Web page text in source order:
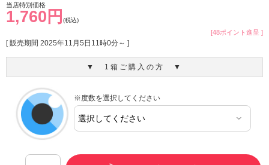
当店特別価格
1,760円 (税込)
[48ポイント進呈 ]
[ 販売期間 2025年11月5日11時0分～ ]
▼ 1箱ご購入の方 ▼
※度数を選択してください